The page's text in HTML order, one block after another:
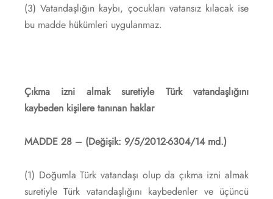
(3) Vatandaşlığın kaybı, çocukları vatansız kılacak ise
bu madde hükümleri uygulanmaz.
Çıkma izni almak suretiyle Türk vatandaşlığını
kaybeden kişilere tanınan haklar
MADDE 28 – (Değişik: 9/5/2012-6304/14 md.)
(1) Doğumla Türk vatandaşı olup da çıkma izni almak
suretiyle Türk vatandaşlığını kaybedenler ve üçüncü